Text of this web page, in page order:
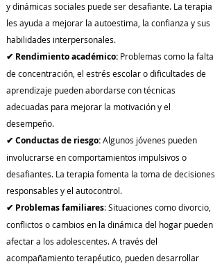
y dinámicas sociales puede ser desafiante. La terapia
les ayuda a mejorar la autoestima, la confianza y sus
habilidades interpersonales.
✔ Rendimiento académico: Problemas como la falta
de concentración, el estrés escolar o dificultades de
aprendizaje pueden abordarse con técnicas
adecuadas para mejorar la motivación y el
desempeño.
✔ Conductas de riesgo:Algunos jóvenes pueden
involucrarse en comportamientos impulsivos o
desafiantes. La terapia fomenta la toma de decisiones
responsables y el autocontrol.
✔ Problemas familiares: Situaciones como divorcio,
conflictos o cambios en la dinámica del hogar pueden
afectar a los adolescentes. A través del
acompañamiento terapéutico, pueden desarrollar